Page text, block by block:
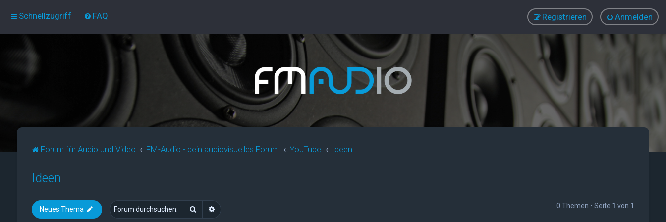
Schnellzugriff FAQ Anmelden
Registrieren
Forum für Audio und Video FM-Audio - dein audiovisuelles Forum YouTube Ideen
Ideen
Neues Thema Suche Erweiterte Suche 0 Themen • Seite 1 von 1